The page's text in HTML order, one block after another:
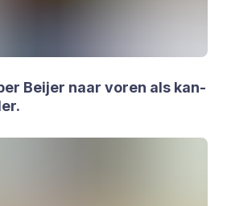
Beij­er naar voren als kan­